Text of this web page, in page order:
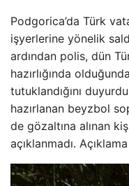
Podgorica’da Türk
işyerlerine yönelik
ardından polis, dün
hazırlığında
tutuklandığını
hazırlanan beyzbol
de gözaltına alınan
açıklanmadı.